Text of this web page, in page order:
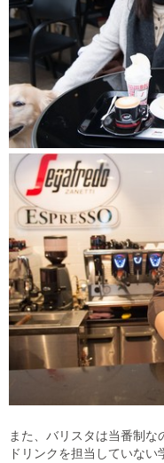
また、バリスタは当番制な
ドリンクを担当していない